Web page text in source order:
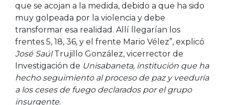
que se acojan a la medida, debido a que ha sido
muy golpeada por la violencia y debe
transformar esa realidad. Allí llegarían los
frentes 5, 18, 36, y el frente Mario Vélez”, explicó
José SaúlTrujillo González, vicerrector de
Investigación de Unisabaneta, institución que ha
hecho seguimiento al proceso de paz y veeduría
a los ceses de fuego declarados por el grupo
insurgente.